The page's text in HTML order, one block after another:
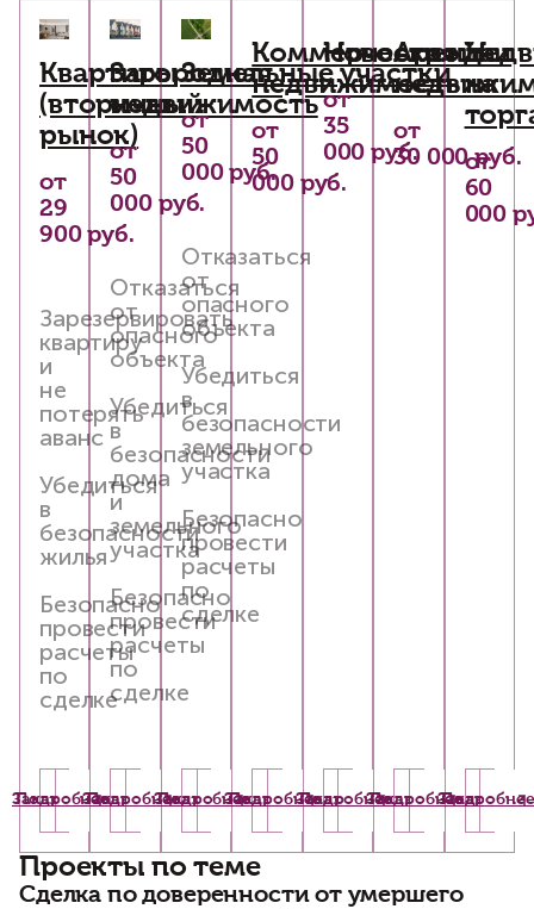
Квартиры
(вторичный
рынок)
от
29
900 руб.
Зарезервировать
квартиру
и
не
потерять
аванс
Убедиться
в
безопасности
жилья
Безопасно
провести
расчеты
по
сделке
Заказать
Подробнее
Загородная
недвижимость
от
50
000 руб.
Отказаться
от
опасного
объекта
Убедиться
в
безопасности
дома
и
земельного
участка
Безопасно
провести
расчеты
по
сделке
Заказать
Подробнее
Земельные участки
от
50
000 руб.
Отказаться
от
опасного
объекта
Убедиться
в
безопасности
земельного
участка
Безопасно
провести
расчеты
по
сделке
Заказать
Подробнее
Коммерческая
недвижимость
от
50
000 руб.
Заказать
Подробнее
Новостройки
от
35
000 руб.
Заказать
Подробнее
Аренда
от
30 000 руб.
Заказать
Подробнее
на
от
60
000
Заказать
Подробнее
Проекты по теме
Сделка по доверенности от умершего